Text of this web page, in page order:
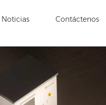
Noticias Contáctenos